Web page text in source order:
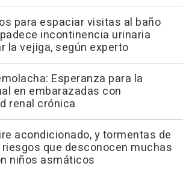
para espaciar visitas al baño
incontinencia urinaria
la vejiga, según experto
Esperanza para la
en embarazadas con
renal crónica
acondicionado, y tormentas de
que desconocen muchas
niños asmáticos